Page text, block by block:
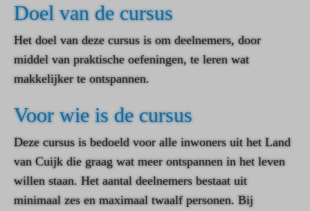
Doel van de cursus
Het doel van deze cursus is om deelnemers, door
middel van praktische oefeningen, te leren wat
makkelijker te ontspannen.
Voor wie is de cursus
Deze cursus is bedoeld voor alle inwoners uit het Land
van Cuijk die graag wat meer ontspannen in het leven
willen staan. Het aantal deelnemers bestaat uit
minimaal zes en maximaal twaalf personen. Bij